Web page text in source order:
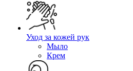
Уход за кожей рук
Мыло
Крем